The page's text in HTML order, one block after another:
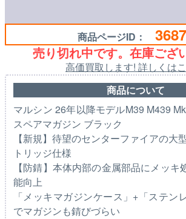
商品ページID：
売り切れ中です。在庫ござ
高価買取します! 詳しくは
商品について
マルシン 26年以降モデルM39 M439
スペアマガジン ブラック
【新規】待望のセンターファイアの大
トリッジ仕様
【防錆】本体内部の金属部品にメッキ
能向上
「メッキマガジンケース」+「ステン
でマガジンも錆びづらい